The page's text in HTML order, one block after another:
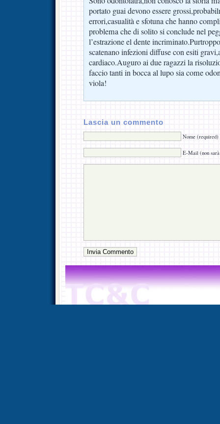
portato guai devono essere
errori,casualità e sfotuna che hanno
problema che di solito si conclude nel
l’estrazione el dente
scatenano infezioni diffuse con esiti
cardiaco.Auguro ai due ragazzi la
faccio tanti in bocca al lupo sia come
viola!
Lascia un commento
Nome (required)
E-Mail (non